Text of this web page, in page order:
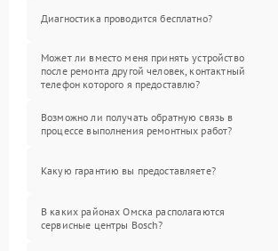
Диагностика проводится бесплатно?
Может ли вместо меня принять устройство
после ремонта другой человек, контактный
телефон которого я предоставлю?
Возможно ли получать обратную связь в
процессе выполнения ремонтных работ?
Какую гарантию вы предоставляете?
В каких районах Омска располагаются
сервисные центры Bosch?